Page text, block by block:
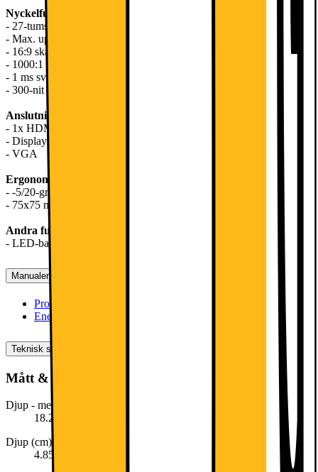
Nyckelfunktioner
- 27-tums IPS-skärm
- Max. upplösning för FHD (1920x1080)
- 16:9 skärmförhållande
- 1000:1 kontrastförhållande
- 1 ms svarstid
- 300-nit ljusstyrka
Anslutningsmöjligheter
- 1x HDMI 1.4b
- DisplayPort 1.2a
- VGA
Ergonomi
- -5/20-graders lutning
- 75x75 mm VESA väggfäste
Andra funktioner
- LED-bakgrundsbelysning
Manualer, Nedladdningar, Reklamation & Support
Produktinformation(engelska)
Energimärkning
Teknisk specifikation
Mått & vikt
Djup - med stativ (cm)
18.2
Djup (cm)
4.85